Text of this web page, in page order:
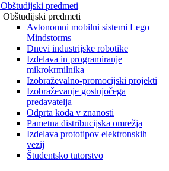
Obštudijski predmeti
Obštudijski predmeti
Avtonomni mobilni sistemi Lego
Mindstorms
Dnevi industrijske robotike
Izdelava in programiranje
mikrokrmilnika
Izobraževalno-promocijski projekti
Izobraževanje gostujočega
predavatelja
Odprta koda v znanosti
Pametna distribucijska omrežja
Izdelava prototipov elektronskih
vezij
Študentsko tutorstvo